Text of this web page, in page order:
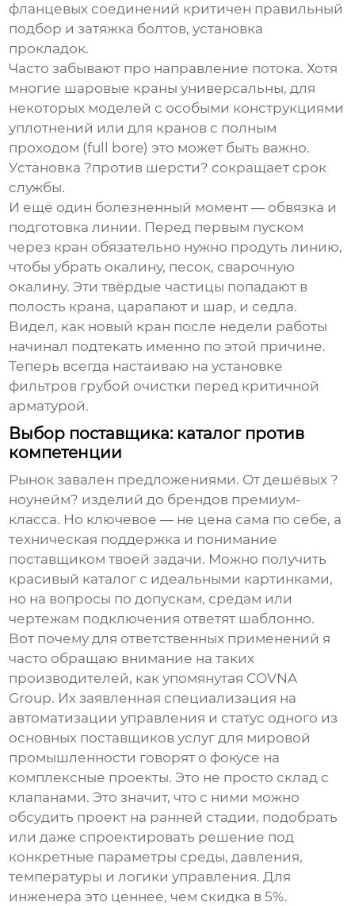
фланцевых соединений критичен правильный
подбор и затяжка болтов, установка
прокладок.
Часто забывают про направление потока. Хотя
многие шаровые краны универсальны, для
некоторых моделей с особыми конструкциями
уплотнений или для кранов с полным
проходом (full bore) это может быть важно.
Установка ?против шерсти? сокращает срок
службы.
И ещё один болезненный момент — обвязка и
подготовка линии. Перед первым пуском
через кран обязательно нужно продуть линию,
чтобы убрать окалину, песок, сварочную
окалину. Эти твёрдые частицы попадают в
полость крана, царапают и шар, и седла.
Видел, как новый кран после недели работы
начинал подтекать именно по этой причине.
Теперь всегда настаиваю на установке
фильтров грубой очистки перед критичной
арматурой.
Выбор поставщика: каталог против
компетенции
Рынок завален предложениями. От дешёвых ?
ноунейм? изделий до брендов премиум-
класса. Но ключевое — не цена сама по себе, а
техническая поддержка и понимание
поставщиком твоей задачи. Можно получить
красивый каталог с идеальными картинками,
но на вопросы по допускам, средам или
чертежам подключения ответят шаблонно.
Вот почему для ответственных применений я
часто обращаю внимание на таких
производителей, как упомянутая COVNA
Group. Их заявленная специализация на
автоматизации управления и статус одного из
основных поставщиков услуг для мировой
промышленности говорят о фокусе на
комплексные проекты. Это не просто склад с
клапанами. Это значит, что с ними можно
обсудить проект на ранней стадии, подобрать
или даже спроектировать решение под
конкретные параметры среды, давления,
температуры и логики управления. Для
инженера это ценнее, чем скидка в 5%.